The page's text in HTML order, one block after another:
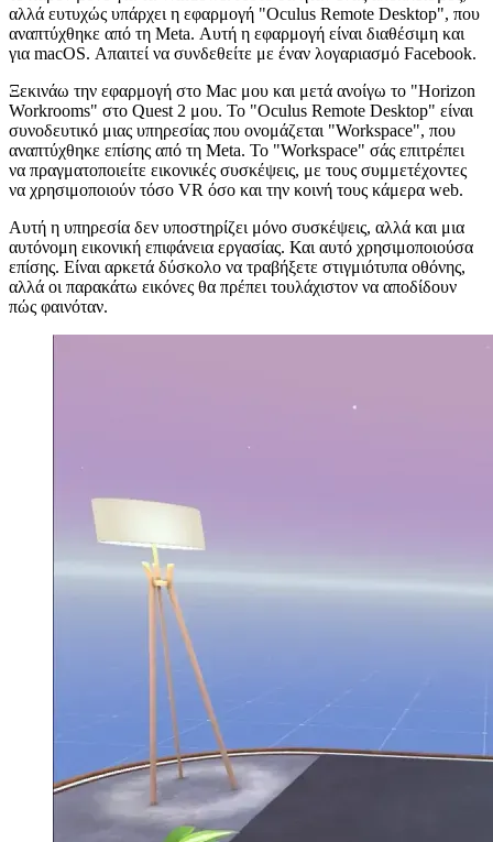
Για να συνδέσω το Mac μου με το Quest 2 μου, δεν μπορώ να
βασιστώ σε ενσύρματη σύνδεση, καθώς το απαιτούμενο λογισμικό
για την αποστολή σημάτων μέσω αυτής της σύνδεσης υπάρχει προς
το παρόν μόνο για τα Windows. Αυτό θα ήταν ένας αποκλεισμός,
αλλά ευτυχώς υπάρχει η εφαρμογή "Oculus Remote Desktop", που
αναπτύχθηκε από τη Meta. Αυτή η εφαρμογή είναι διαθέσιμη και
για macOS. Απαιτεί να συνδεθείτε με έναν λογαριασμό Facebook.
Ξεκινάω την εφαρμογή στο Mac μου και μετά ανοίγω το "Horizon
Workrooms" στο Quest 2 μου. Το "Oculus Remote Desktop" είναι
συνοδευτικό μιας υπηρεσίας που ονομάζεται "Workspace", που
αναπτύχθηκε επίσης από τη Meta. Το "Workspace" σάς επιτρέπει
να πραγματοποιείτε εικονικές συσκέψεις, με τους συμμετέχοντες
να χρησιμοποιούν τόσο VR όσο και την κοινή τους κάμερα web.
Αυτή η υπηρεσία δεν υποστηρίζει μόνο συσκέψεις, αλλά και μια
αυτόνομη εικονική επιφάνεια εργασίας. Και αυτό χρησιμοποιούσα